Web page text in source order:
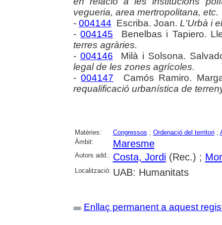
vegueria, area mertropolitana, etc.
- 004144 Escriba. Joan. L'Urbà i
-004145 Benelbas i Tapiero.
terres agràries.
- 004146 Milà i Solsona.
legal de les zones agrícoles.
-004147 Camós Ramiro.
requalificació urbanística de
Matèries: Congressos ; Ordenació del territori ;
Àmbit:
Maresme
Autors add.: Costa, Jordi(Rec.) ;
Localització: UAB: Humanitats
Enllaç permanent a aquest